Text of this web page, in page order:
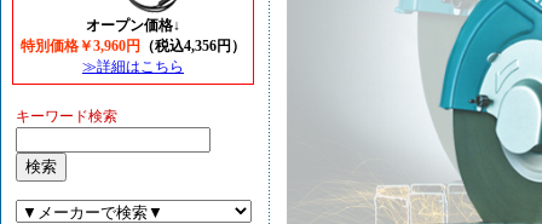
オープン価格↓
特別価格￥3,960円
（税込4,356円）
≫詳細はこちら
キーワード検索